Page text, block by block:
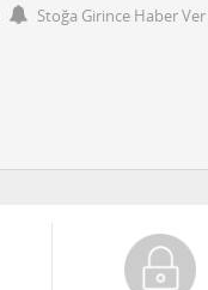
Stoğa Girince Haber Ver